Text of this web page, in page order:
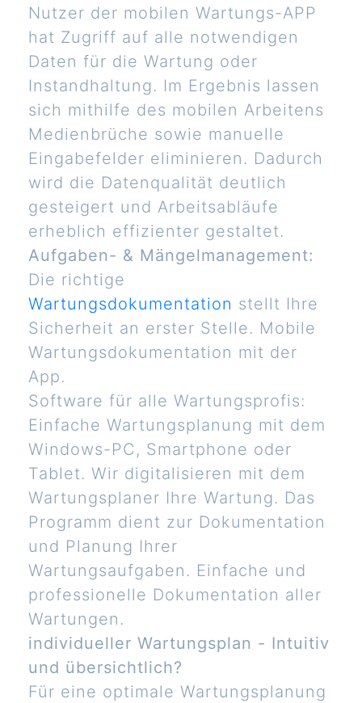
Nutzer der mobilen Wartungs-APP
hat Zugriff auf alle notwendigen
Daten für die Wartung oder
Instandhaltung. Im Ergebnis lassen
sich mithilfe des mobilen Arbeitens
Medienbrüche sowie manuelle
Eingabefelder eliminieren. Dadurch
wird die Datenqualität deutlich
gesteigert und Arbeitsabläufe
erheblich effizienter gestaltet.
Aufgaben- & Mängelmanagement:
Die richtige
Wartungsdokumentation stellt Ihre
Sicherheit an erster Stelle. Mobile
Wartungsdokumentation mit der
App.
Software für alle Wartungsprofis:
Einfache Wartungsplanung mit dem
Windows-PC, Smartphone oder
Tablet. Wir digitalisieren mit dem
Wartungsplaner Ihre Wartung. Das
Programm dient zur Dokumentation
und Planung Ihrer
Wartungsaufgaben. Einfache und
professionelle Dokumentation aller
Wartungen.
individueller Wartungsplan - Intuitiv
und übersichtlich?
Für eine optimale Wartungsplanung